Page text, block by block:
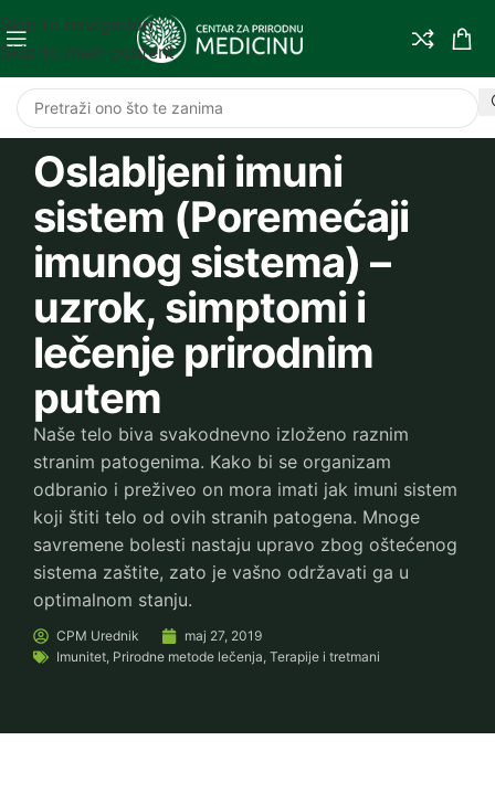
Skip to navigation
Skip to main content
Oslabljeni imuni
sistem (Poremećaji
imunog sistema) –
uzrok, simptomi i
lečenje prirodnim
putem
Naše telo biva svakodnevno izloženo raznim
stranim patogenima. Kako bi se organizam
odbranio i preživeo on mora imati jak imuni sistem
koji štiti telo od ovih stranih patogena. Mnoge
savremene bolesti nastaju upravo zbog oštećenog
sistema zaštite, zato je vašno održavati ga u
optimalnom stanju.
CPM Urednik
maj 27, 2019
Imunitet, Prirodne metode lečenja,Terapije i tretmani